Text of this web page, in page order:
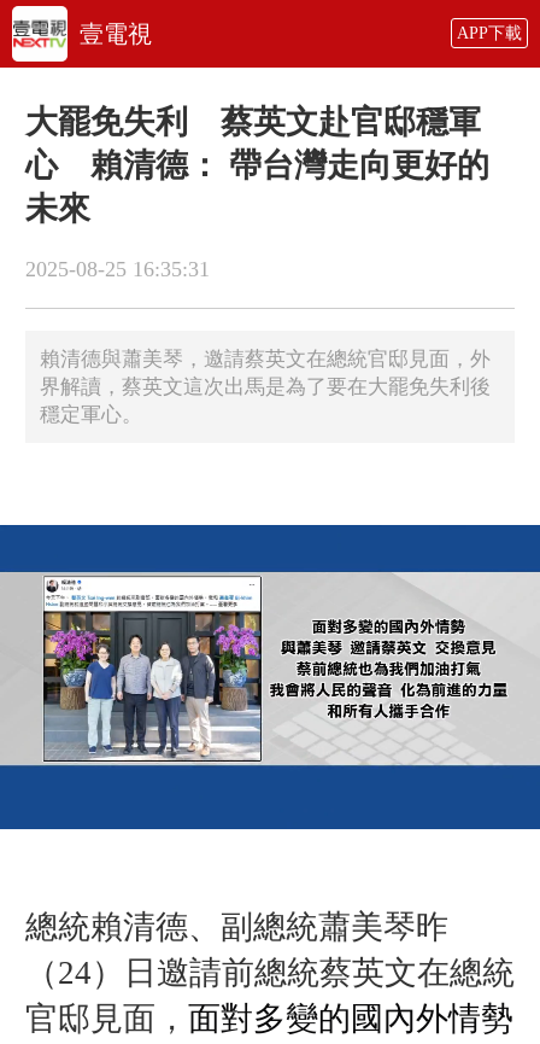
壹電視 APP下載
大罷免失利 蔡英文赴官邸穩軍
心 賴清德： 帶台灣走向更好的
未來
2025-08-25 16:35:31
​賴清德與蕭美琴，邀請蔡英文在總統官邸見面，外
界解讀，蔡英文這次出馬是為了要在大罷免失利後
穩定軍心。
總統賴清德、 副總統蕭美琴昨
（24）日 邀請前總統蔡英文在總統
官邸見面， 面對多變的國內外情勢